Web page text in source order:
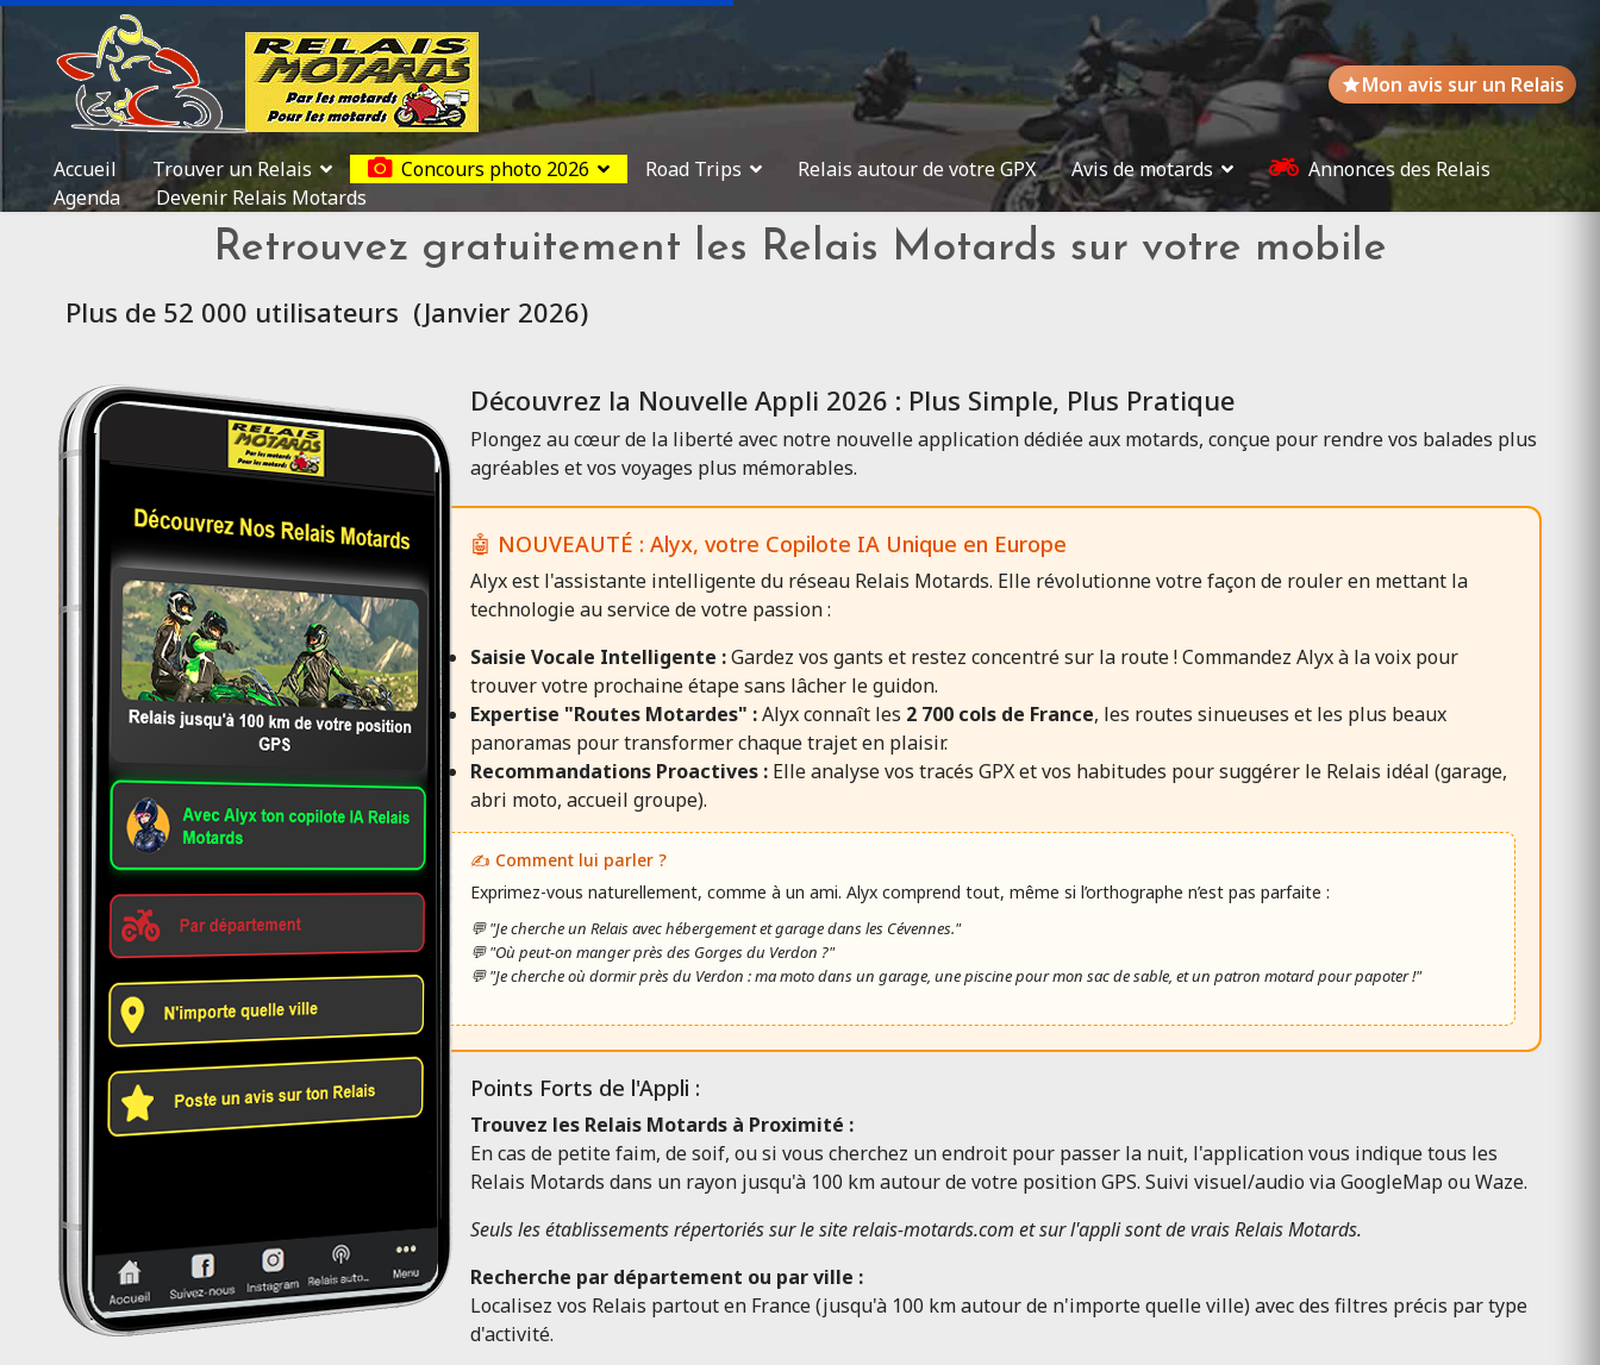
Mon avis sur un Relais
Accueil Trouver un Relais Concours photo 2026 Road Trips Relais autour de votre GPX Avis de motards
Annonces des Relais
Agenda
Devenir Relais Motards
Retrouvez gratuitement les Relais Motards sur votre mobile
Plus de 52 000 utilisateurs (Janvier 2026)
Découvrez la Nouvelle Appli 2026 : Plus Simple, Plus Pratique
Plongez au cœur de la liberté avec notre nouvelle application dédiée aux motards, conçue pour rendre vos balades plus
agréables et vos voyages plus mémorables.
🤖 NOUVEAUTÉ : Alyx, votre Copilote IA Unique en Europe
Alyx est l'assistante intelligente du réseau Relais Motards. Elle révolutionne votre façon de rouler en mettant la
technologie au service de votre passion :
Saisie Vocale Intelligente :Gardez vos gants et restez concentré sur la route ! Commandez Alyx à la voix pour
trouver votre prochaine étape sans lâcher le guidon.
Expertise "Routes Motardes" :Alyx connaît les 2 700 cols de France, les routes sinueuses et les plus beaux
panoramas pour transformer chaque trajet en plaisir.
Recommandations Proactives :Elle analyse vos tracés GPX et vos habitudes pour suggérer le Relais idéal (garage,
abri moto, accueil groupe).
✍️ Comment lui parler ?
Exprimez-vous naturellement, comme à un ami. Alyx comprend tout, même si l’orthographe n’est pas parfaite :
💬 "Je cherche un Relais avec hébergement et garage dans les Cévennes."
💬 "Où peut-on manger près des Gorges du Verdon ?"
💬 "Je cherche où dormir près du Verdon : ma moto dans un garage, une piscine pour mon sac de sable, et un patron motard pour papoter !"
Points Forts de l'Appli :
Trouvez les Relais Motards à Proximité :
En cas de petite faim, de soif, ou si vous cherchez un endroit pour passer la nuit, l'application vous indique tous les
Relais Motards dans un rayon jusqu'à 100 km autour de votre position GPS. Suivi visuel/audio via GoogleMap ou Waze.
Seuls les établissements répertoriés sur le site relais-motards.com et sur l'appli sont de vrais Relais Motards.
Recherche par département ou par ville :
Localisez vos Relais partout en France (jusqu'à 100 km autour de n'importe quelle ville) avec des filtres précis par type
d'activité.